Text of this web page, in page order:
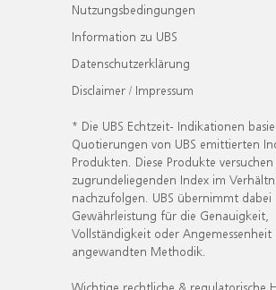
Nutzungsbedingungen
Information zu UBS
Datenschutzerklärung
Disclaimer / Impressum
* Die UBS Echtzeit- Indikationen
Quotierungen von UBS emittierten
Produkten. Diese Produkte
zugrundeliegenden Index im
nachzufolgen. UBS übernimmt dabei
Gewährleistung für die Genauigkeit,
Vollständigkeit oder Angemessenheit
angewandten Methodik.